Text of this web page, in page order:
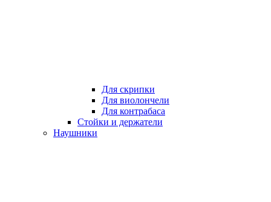
Для скрипки
Для виолончели
Для контрабаса
Стойки и держатели
Наушники